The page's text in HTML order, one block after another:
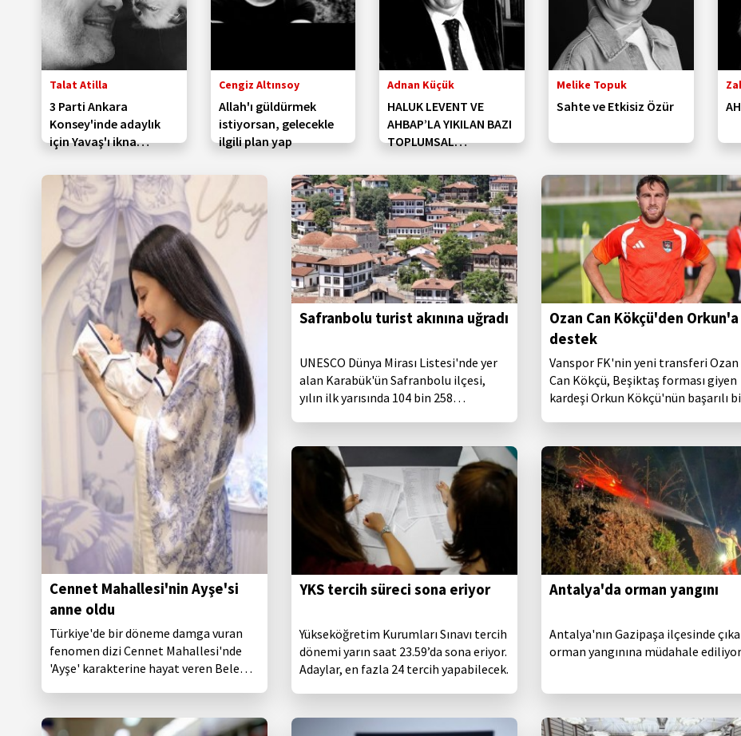
Talat Atilla
3 Parti Ankara
Konsey'inde adaylık
için Yavaş'ı ikna
Dalan'a siyasi teklif!
Cengiz Altınsoy
Allah'ı güldürmek
istiyorsan, gelecekle
ilgili plan yap
Adnan Küçük
HALUK LEVENT VE
AHBAP’LA YIKILAN BAZI
TOPLUMSAL
Melike Topuk
Sahte ve Etkisiz Özür
Cennet Mahallesi'nin Ayşe'si
anne oldu
Türkiye'de bir döneme damga vuran
fenomen dizi Cennet Mahallesi'nde
'Ayşe' karakterine hayat veren Belemir
Safranbolu turist akınına uğradı
UNESCO Dünya Mirası Listesi'nde yer
alan Karabük'ün Safranbolu ilçesi,
yılın ilk yarısında 104 bin 258
Ozan Can Kökçü'den Orkun'a
destek
Vanspor FK'nin yeni transferi Ozan
Can Kökçü, Beşiktaş forması giyen
kardeşi Orkun Kökçü'nün başarılı
olarak baktığımızda zaten her şey
apaçık ortada." dedi.
YKS tercih süreci sona eriyor
Yükseköğretim Kurumları Sınavı tercih
dönemi yarın saat 23.59’da sona eriyor.
Adaylar, en fazla 24 tercih yapabilecek.
Antalya'da orman yangını
Antalya'nın Gazipaşa ilçesinde
orman yangınına müdahale